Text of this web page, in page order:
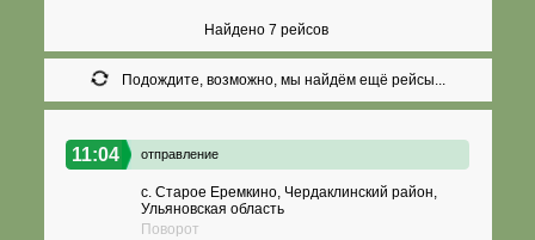
Найдено 7 рейсов
Подождите, возможно, мы найдём ещё рейсы...
11:04 отправление
с. Старое Еремкино, Чердаклинский район,
Ульяновская область
Поворот